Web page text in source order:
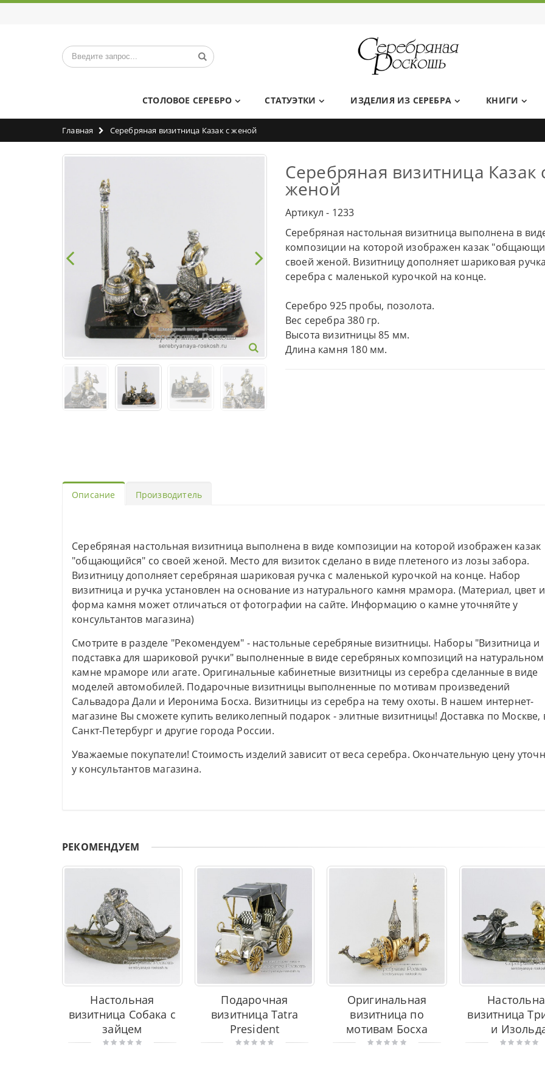
СТОЛОВОЕ СЕРЕБРО СТАТУЭТКИ ИЗДЕЛИЯ ИЗ СЕРЕБРА КНИГИ
Главная Серебряная визитница Казак с женой
Серебряная визитница Казак
женой
Артикул - 1233
Серебряная настольная визитница выполнена в
композиции на которой изображен казак
своей женой. Визитницу дополняет шариковая
серебра с маленькой курочкой на конце.
Серебро 925 пробы, позолота.
Вес серебра 380 гр.
Высота визитницы 85 мм.
Длина камня 180 мм.
Описание Производитель
Серебряная настольная визитница выполнена в виде композиции на которой изображен казак
"общающийся" со своей женой. Место для визиток сделано в виде плетеного из лозы забора.
Визитницу дополняет серебряная шариковая ручка с маленькой курочкой на конце. Набор
визитница и ручка установлен на основание из натурального камня мрамора. (Материал, цвет и
форма камня может отличаться от фотографии на сайте. Информацию о камне уточняйте у
консультантов магазина)
Смотрите в разделе "Рекомендуем" - настольные серебряные визитницы. Наборы "Визитница и
подставка для шариковой ручки" выполненные в виде серебряных композиций на натуральном
камне мраморе или агате. Оригинальные кабинетные визитницы из серебра сделанные в виде
моделей автомобилей. Подарочные визитницы выполненные по мотивам произведений
Сальвадора Дали и Иеронима Босха. Визитницы из серебра на тему охоты. В нашем интернет-
магазине Вы сможете купить великолепный подарок - элитные визитницы! Доставка по Москве,
Санкт-Петербург и другие города России.
Уважаемые покупатели! Стоимость изделий зависит от веса серебра. Окончательную цену
у консультантов магазина.
РЕКОМЕНДУЕМ
Настольная
визитница Собака с
зайцем
Подарочная
визитница Tatra
President
Оригинальная
визитница по
мотивам Босха
визитница
и